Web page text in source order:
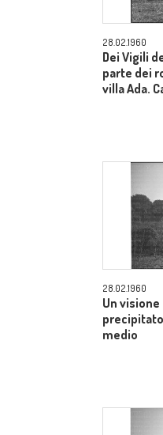
28.02.1960
Dei Vigili
parte dei
villa Ada.
28.02.1960
Un
medio